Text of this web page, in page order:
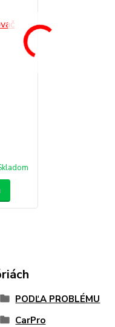
PODĽA PROBLÉMU
CarPro